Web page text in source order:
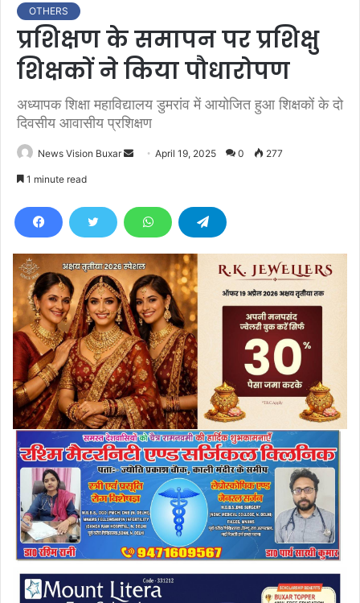
OTHERS
प्रशिक्षण के समापन पर प्रशिक्षु
शिक्षकों ने किया पौधारोपण
अध्यापक शिक्षा महाविद्यालय डुमरांव में आयोजित हुआ शिक्षकों के दो
दिवसीय आवासीय प्रशिक्षण
News Vision Buxar
d
e
m
a
i
l
April 19, 2025 0 277
1 minute read